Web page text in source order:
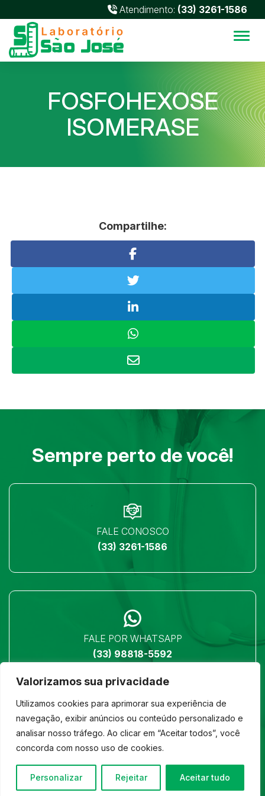
Valorizamos sua privacidade
Utilizamos cookies para aprimorar sua experiência de
navegação, exibir anúncios ou conteúdo personalizado e
analisar nosso tráfego. Ao clicar em “Aceitar todos”, você
concorda com nosso uso de cookies.
Personalizar Rejeitar Aceitar tudo
Atendimento: (33) 3261-1586
FOSFOHEXOSE
ISOMERASE
Compartilhe:
Sempre perto de você!
FALE CONOSCO
(33) 3261-1586
FALE POR WHATSAPP
(33) 98818-5592
LOCALIZAÇÃO